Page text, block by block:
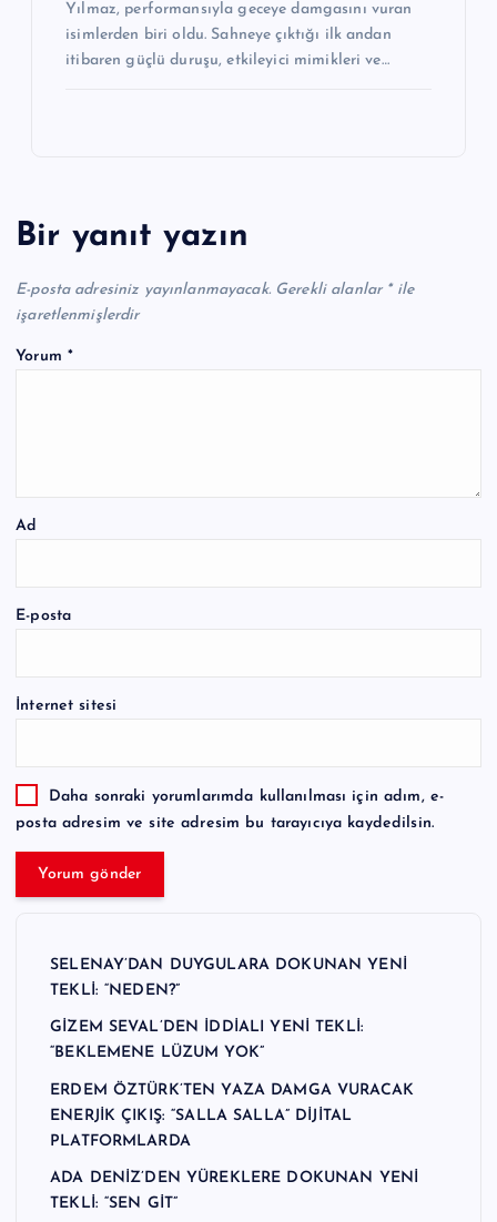
Yılmaz, performansıyla geceye damgasını vuran
isimlerden biri oldu. Sahneye çıktığı ilk andan
itibaren güçlü duruşu, etkileyici mimikleri ve…
Bir yanıt yazın
E-posta adresiniz yayınlanmayacak. Gerekli alanlar *ile
işaretlenmişlerdir
Yorum *
Ad
E-posta
İnternet sitesi
Daha sonraki yorumlarımda kullanılması için adım, e-
posta adresim ve site adresim bu tarayıcıya kaydedilsin.
SELENAY’DAN DUYGULARA DOKUNAN YENİ
TEKLİ: “NEDEN?”
GİZEM SEVAL’DEN İDDİALI YENİ TEKLİ:
“BEKLEMENE LÜZUM YOK”
ERDEM ÖZTÜRK’TEN YAZA DAMGA VURACAK
ENERJİK ÇIKIŞ: “SALLA SALLA” DİJİTAL
PLATFORMLARDA
ADA DENİZ’DEN YÜREKLERE DOKUNAN YENİ
TEKLİ: “SEN GİT”